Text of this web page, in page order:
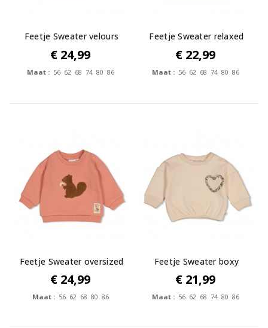
Feetje Sweater velours
rib met...
€ 24,99
Maat : 56 62 68 74 80 86
Feetje Sweater relaxed
fit -...
€ 22,99
Maat : 56 62 68 74 80 86
Feetje Sweater oversized
-...
€ 24,99
Maat : 56 62 68 80 86
Feetje Sweater boxy
oversized -...
€ 21,99
Maat : 56 62 68 74 80 86